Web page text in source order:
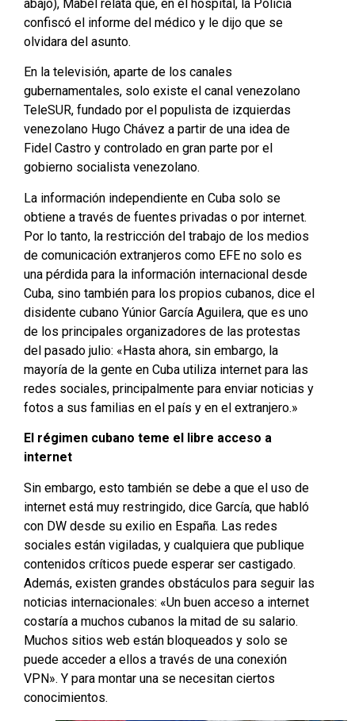
abajo), Mabel relata que, en el hospital, la Policía
confiscó el informe del médico y le dijo que se
olvidara del asunto.
En la televisión, aparte de los canales
gubernamentales, solo existe el canal venezolano
TeleSUR, fundado por el populista de izquierdas
venezolano Hugo Chávez a partir de una idea de
Fidel Castro y controlado en gran parte por el
gobierno socialista venezolano.
La información independiente en Cuba solo se
obtiene a través de fuentes privadas o por internet.
Por lo tanto, la restricción del trabajo de los medios
de comunicación extranjeros como EFE no solo es
una pérdida para la información internacional desde
Cuba, sino también para los propios cubanos, dice el
disidente cubano Yúnior García Aguilera, que es uno
de los principales organizadores de las protestas
del pasado julio: «Hasta ahora, sin embargo, la
mayoría de la gente en Cuba utiliza internet para las
redes sociales, principalmente para enviar noticias y
fotos a sus familias en el país y en el extranjero.»
El régimen cubano teme el libre acceso a
internet
Sin embargo, esto también se debe a que el uso de
internet está muy restringido, dice García, que habló
con DW desde su exilio en España. Las redes
sociales están vigiladas, y cualquiera que publique
contenidos críticos puede esperar ser castigado.
Además, existen grandes obstáculos para seguir las
noticias internacionales: «Un buen acceso a internet
costaría a muchos cubanos la mitad de su salario.
Muchos sitios web están bloqueados y solo se
puede acceder a ellos a través de una conexión
VPN». Y para montar una se necesitan ciertos
conocimientos.